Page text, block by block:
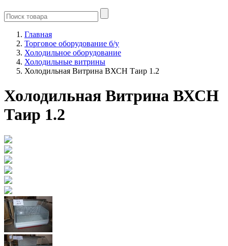
Главная
Торговое оборудование б/у
Холодильное оборудование
Холодильные витрины
Холодильная Витрина ВХСН Таир 1.2
Холодильная Витрина ВХСН
Таир 1.2